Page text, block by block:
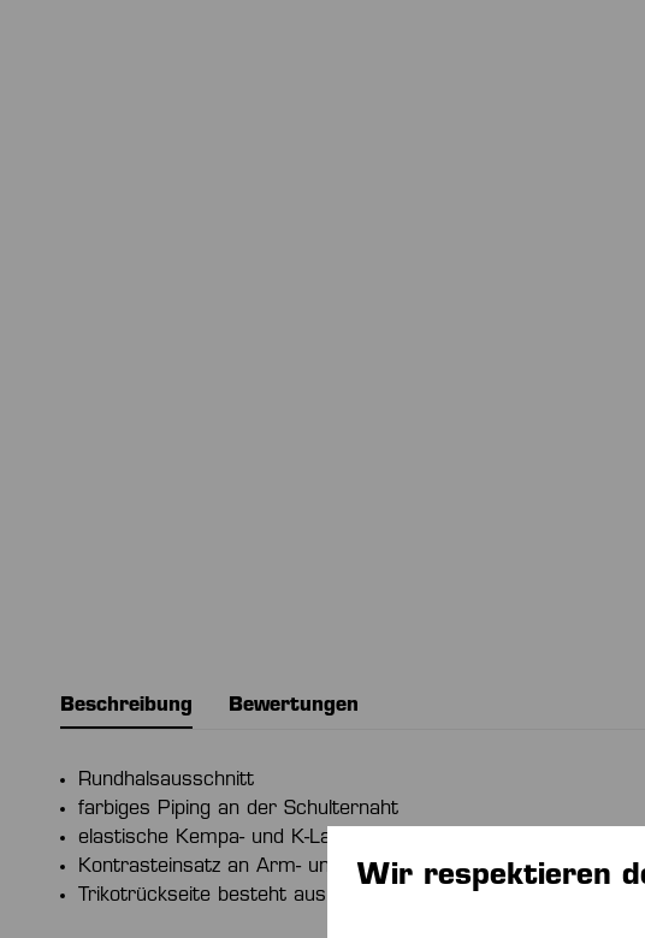
Beschreibung Bewertungen
Rundhalsausschnitt
farbiges Piping an der Schulternaht
elastische Kempa- und K-Label-Aufdrucke
Kontrasteinsatz an Arm- und Halsausschnitt
Trikotrückseite besteht aus leichtem und atmungsaktivem
Wir respektieren